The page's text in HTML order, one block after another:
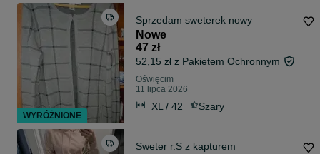
Sprzedam sweterek nowy
Nowe
47 zł
52,15 zł z Pakietem Ochronnym
Oświęcim
11 lipca 2026
XL / 42 Szary
Sweter r.S z kapturem
WYRÓŻNIONE